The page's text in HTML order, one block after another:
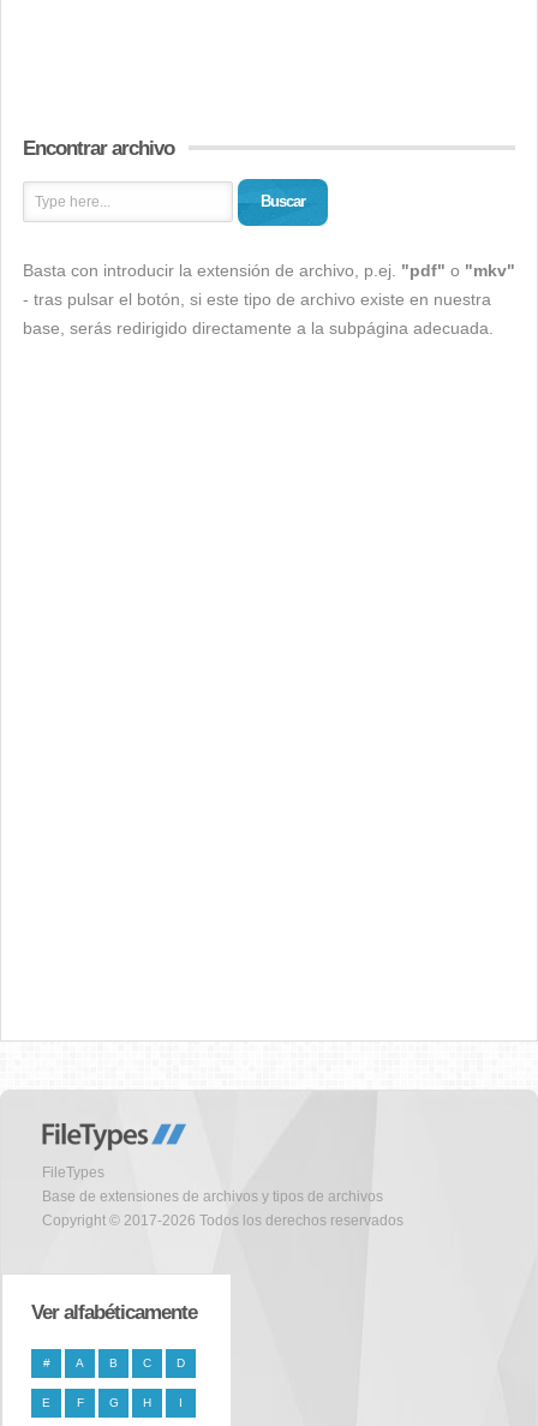
Encontrar archivo
Buscar
Basta con introducir la extensión de archivo, p.ej. "pdf" o "mkv"
- tras pulsar el botón, si este tipo de archivo existe en nuestra
base, serás redirigido directamente a la subpágina adecuada.
FileTypes
Base de extensiones de archivos y tipos de archivos
Copyright © 2017-2026 Todos los derechos reservados
Ver alfabéticamente
# A B C D
E F G H I